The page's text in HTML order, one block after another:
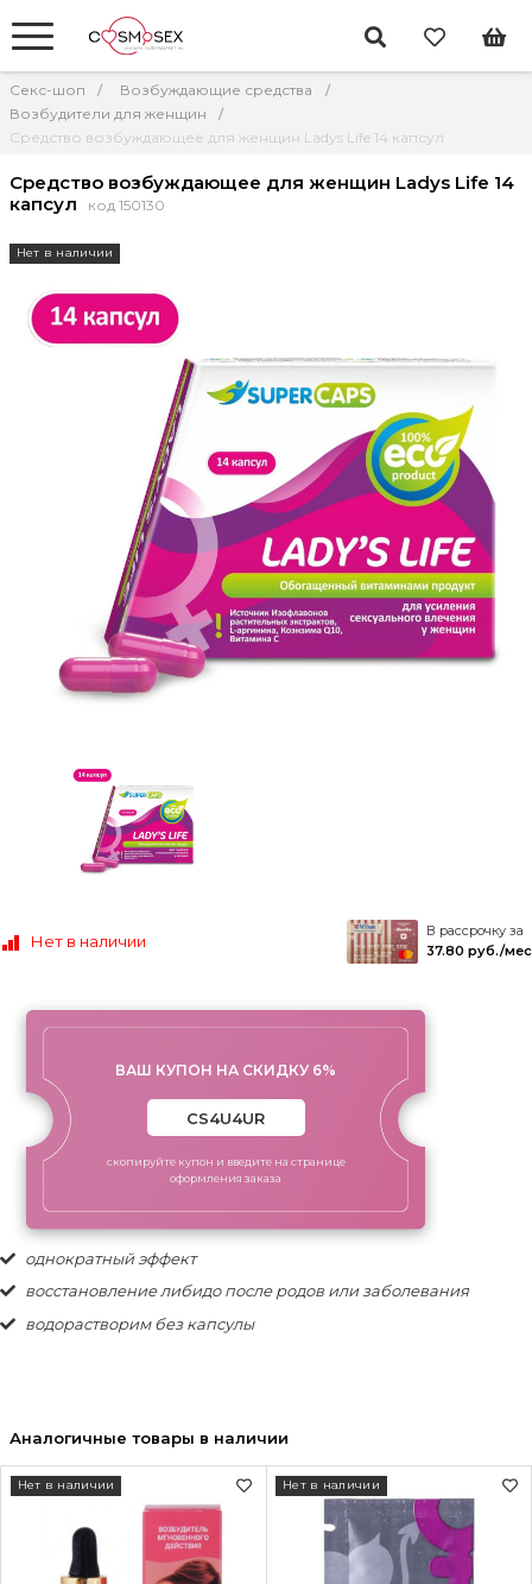
Секс-шоп
Возбуждающие средства
Возбудители для женщин
Средство возбуждающее для женщин Ladys Life 14 капсул
Средство возбуждающее для женщин Ladys Life 14
капсул
код 150130
Нет в наличии
Нет в наличии
В рассрочку за
37.80 руб./мес
ВАШ КУПОН НА СКИДКУ 6%
скопируйте купон и введите на странице
оформления заказа
однократный эффект
восстановление либидо после родов или заболевания
водорастворим без капсулы
Аналогичные товары в наличии
Нет в наличии Нет в наличии